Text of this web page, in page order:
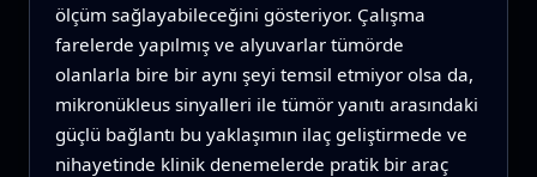
ölçüm sağlayabileceğini gösteriyor. Çalışma
farelerde yapılmış ve alyuvarlar tümörde
olanlarla bire bir aynı şeyi temsil etmiyor olsa da,
mikronükleus sinyalleri ile tümör yanıtı arasındaki
güçlü bağlantı bu yaklaşımın ilaç geliştirmede ve
nihayetinde klinik denemelerde pratik bir araç